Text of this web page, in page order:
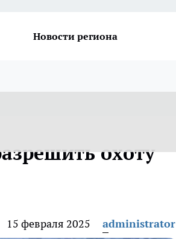
Новости региона
охоту
15 февраля 2025 administrator